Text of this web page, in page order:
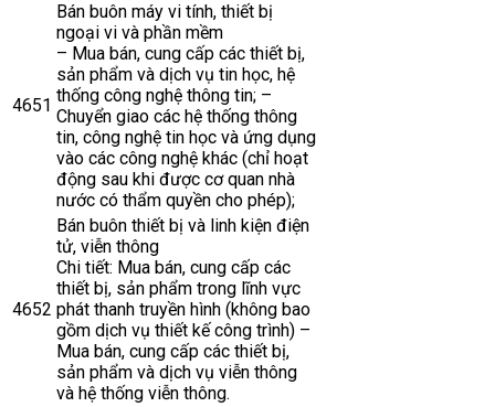
4651
Bán buôn máy vi tính, thiết bị
ngoại vi và phần mềm
– Mua bán, cung cấp các thiết bị,
sản phẩm và dịch vụ tin học, hệ
thống công nghệ thông tin; –
Chuyển giao các hệ thống thông
tin, công nghệ tin học và ứng dụng
vào các công nghệ khác (chỉ hoạt
động sau khi được cơ quan nhà
nước có thẩm quyền cho phép);
4652
Bán buôn thiết bị và linh kiện điện
tử, viễn thông
Chi tiết: Mua bán, cung cấp các
thiết bị, sản phẩm trong lĩnh vực
phát thanh truyền hình (không bao
gồm dịch vụ thiết kế công trình) –
Mua bán, cung cấp các thiết bị,
sản phẩm và dịch vụ viễn thông
và hệ thống viễn thông.